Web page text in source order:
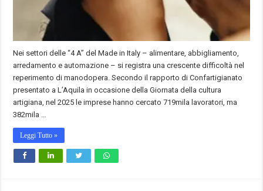
Nei settori delle “4 A” del Made in Italy – alimentare, abbigliamento,
arredamento e automazione – si registra una crescente difficoltà nel
reperimento di manodopera. Secondo il rapporto di Confartigianato
presentato a L’Aquila in occasione della Giornata della cultura
artigiana, nel 2025 le imprese hanno cercato 719mila lavoratori, ma
382mila …
Leggi Tutto »